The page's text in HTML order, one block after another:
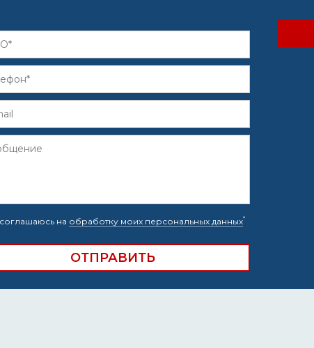
на обработку моих персональных данных*